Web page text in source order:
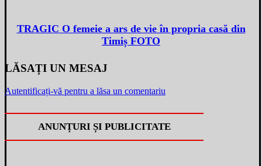
TRAGIC O femeie a ars de vie în propria casă din
Timiș FOTO
LĂSAȚI UN MESAJ
Autentificați-vă pentru a lăsa un comentariu
ANUNȚURI ȘI PUBLICITATE